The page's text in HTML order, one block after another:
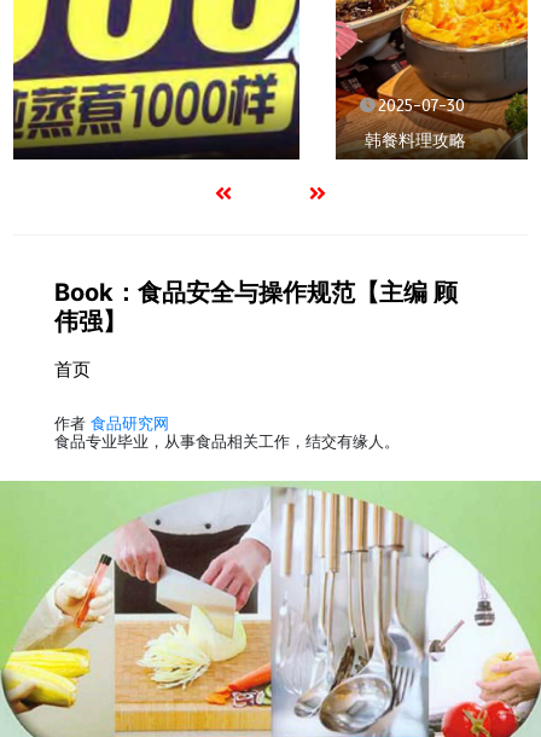
2025-07-30
韩餐料理攻略
Book：食品安全与操作规范【主编 顾
伟强】
首页
作者 食品研究网
食品专业毕业，从事食品相关工作，结交有缘人。